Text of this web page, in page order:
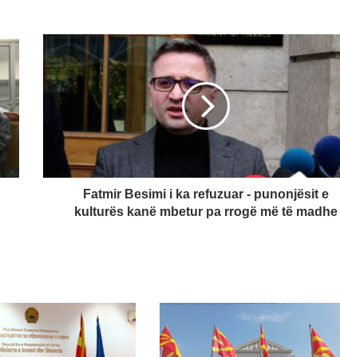
Besimi
ka
punonjësit
kulturës
Fatmir Besimi i ka refuzuar - punonjësit e
kulturës kanë mbetur pa rrogë më të madhe